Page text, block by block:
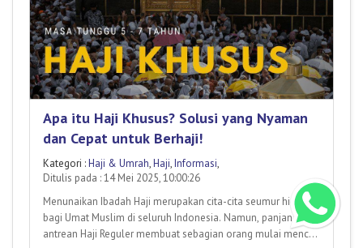
Apa itu Haji Khusus? Solusi yang Nyaman
dan Cepat untuk Berhaji!
Kategori :Haji & Umrah,Haji,Informasi,
Ditulis pada : 14 Mei 2025, 10:00:26
Menunaikan Ibadah Haji merupakan cita-cita seumur hidup
bagi Umat Muslim di seluruh Indonesia. Namun, panjangnya
antrean Haji Reguler membuat sebagian orang mulai mencari